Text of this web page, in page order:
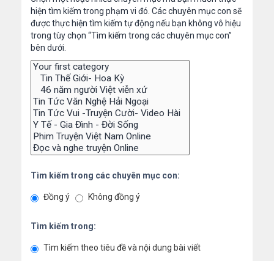
hiện tìm kiếm trong phạm vi đó. Các chuyên mục con sẽ
được thực hiện tìm kiếm tự động nếu bạn không vô hiệu
trong tùy chọn “Tìm kiếm trong các chuyên mục con”
bên dưới.
Tìm kiếm trong các chuyên mục con:
Đồng ý Không đồng ý
Tìm kiếm trong:
Tìm kiếm theo tiêu đề và nội dung bài viết